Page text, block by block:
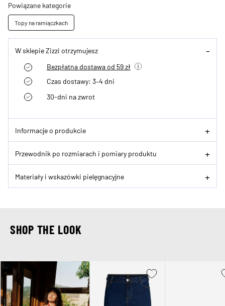
Powiązane kategorie
Topy na ramiączkach
W sklepie Zizzi otrzymujesz
Bezpłatna dostawa od 59 zł
Czas dostawy: 3–4 dni
30-dni na zwrot
Informacje o produkcie
Przewodnik po rozmiarach i pomiary produktu
Materiały i wskazówki pielęgnacyjne
SHOP THE LOOK